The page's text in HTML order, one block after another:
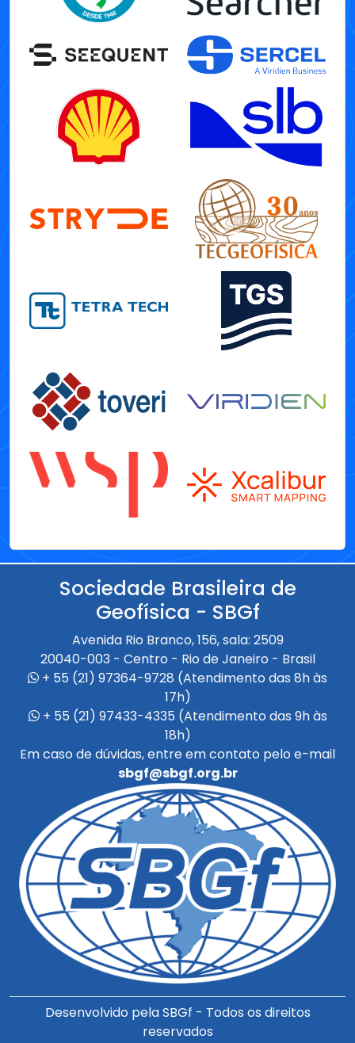
Sociedade Brasileira de
Geofísica - SBGf
Avenida Rio Branco, 156, sala: 2509
20040-003 - Centro - Rio de Janeiro - Brasil
+ 55 (21) 97364-9728 (Atendimento das 8h às
+ 55 (21) 97433-4335 (Atendimento das 9h às
18h)
Em caso de dúvidas, entre em contato pelo e-mail
sbgf@sbgf.org.br
Desenvolvido pela SBGf - Todos os direitos
reservados